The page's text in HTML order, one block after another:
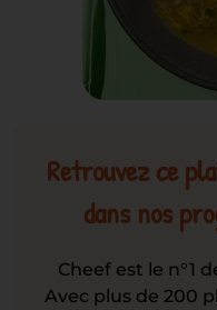
Retrouvez ce plat (ou sa version Cheef)
dans nos
Cheef est le n°1 des programmes minceur.
Avec plus de 200